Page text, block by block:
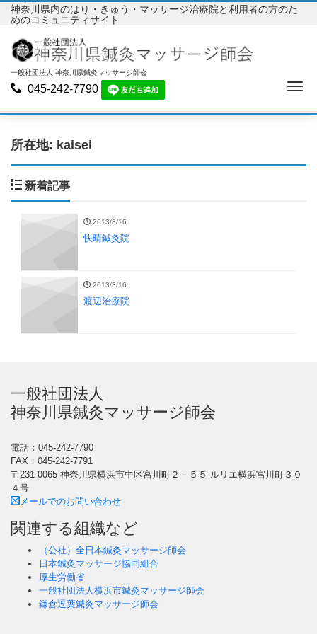
神奈川県内のはり・きゅう・マッサージ治療院と利用者の方のた
めのコミュニティサイト
一般社団法人 神奈川県鍼灸マッサージ師会
045-242-7790
所在地: kaisei
新着記事
2013/3/16
快晴鍼灸院
2013/3/16
渡辺治療院
一般社団法人
神奈川県鍼灸マッサージ師会
電話：045-242-7790
FAX：045-242-7791
〒231-0065 神奈川県横浜市中区宮川町２－５５ ルリエ横浜宮川町３０
４号
メールでのお問い合わせ
関連する組織など
（公社）全日本鍼灸マッサージ師会
日本鍼灸マッサージ協同組合
厚生労働省
一般社団法人横浜市鍼灸マッサージ師会
鎌倉逗葉鍼灸マッサージ師会